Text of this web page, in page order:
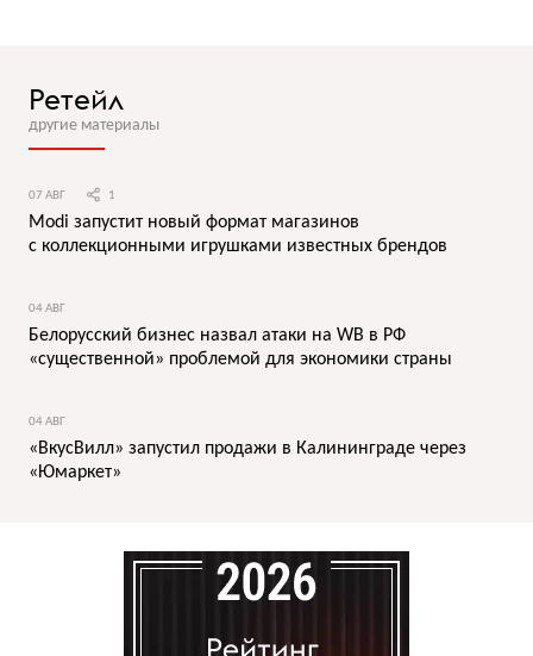
Ретейл
другие материалы
07 АВГ 1
Modi запустит новый формат магазинов
с коллекционными игрушками известных брендов
04 АВГ
Белорусский бизнес назвал атаки на WB в РФ
«существенной» проблемой для экономики страны
04 АВГ
«ВкусВилл» запустил продажи в Калининграде через
«Юмаркет»